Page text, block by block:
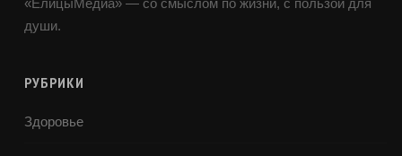
души.
РУБРИКИ
Здоровье